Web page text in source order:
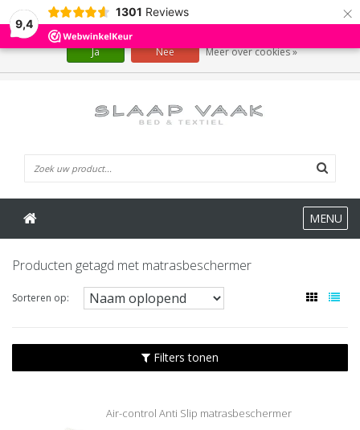
9,4
1301 Reviews ×
MENU
Producten getagd met matrasbeschermer
Sorteren op:
Filters tonen
Air-control Anti Slip matrasbeschermer
Wij slaan cookies op om onze website te verbeteren. Is dat akkoord?
Ja Nee Meer over cookies »